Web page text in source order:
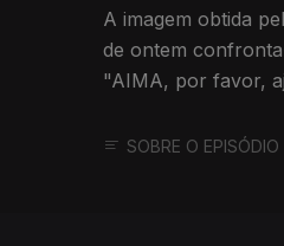
A imagem obtida
de ontem
"AIMA, por favor,
SOBRE O EPISÓDIO